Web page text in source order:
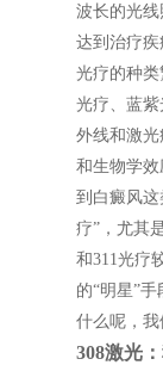
波长的光
达到治疗疾
光疗的种
光疗、蓝
外线和激
和生物学
到白癜风
疗”，尤其
和311光疗
的“明星”
什么呢，我
308激光